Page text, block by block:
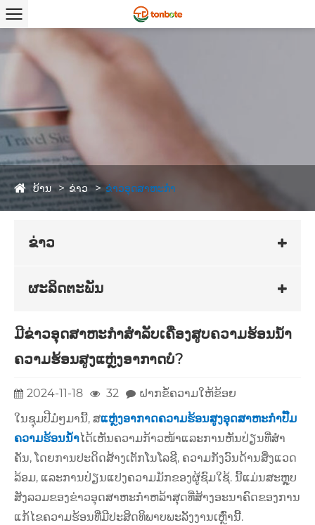
ບ້ານ ຂ່າວ ຂ່າວອຸດສາຫະກໍາ
ຂ່າວ
ຜະລິດຕະພັນ
ມີຂ່າວອຸດສາຫະກໍາສໍາລັບເຄື່ອງສູບຄວາມຮ້ອນນ້ໍາ
ຄວາມຮ້ອນສູງແຫຼ່ງອາກາດບໍ?
2024-11-18 32
ຝາກຂໍ້ຄວາມໃຫ້ຂ້ອຍ
ໃນຊຸມປີມໍ່ໆມານີ້, ສແຫຼ່ງອາກາດຄວາມຮ້ອນສູງອຸດສາຫະກໍາປັ໊ມ
ຄວາມຮ້ອນນ້ໍາໄດ້​ເຫັນ​ຄວາມ​ກ້າວ​ໜ້າ​ແລະ​ການ​ຫັນ​ປ່ຽນ​ທີ່​ສຳ​
ຄັນ, ໂດຍ​ການ​ປະ​ດິດ​ສ້າງ​ເຕັກ​ໂນ​ໂລ​ຊີ, ຄວາມ​ກັງ​ວົນ​ດ້ານ​ສິ່ງ​ແວດ​
ລ້ອມ, ແລະ​ການ​ປ່ຽນ​ແປງ​ຄວາມ​ມັກ​ຂອງ​ຜູ້​ຊົມ​ໃຊ້. ນີ້ແມ່ນສະຫຼຸບ
ສັງລວມຂອງຂ່າວອຸດສາຫະກໍາຫລ້າສຸດທີ່ສ້າງອະນາຄົດຂອງການ
ແກ້ໄຂຄວາມຮ້ອນທີ່ມີປະສິດທິພາບພະລັງງານເຫຼົ່ານີ້.